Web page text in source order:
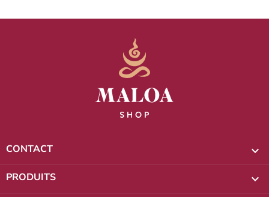
CONTACT 
PRODUITS 